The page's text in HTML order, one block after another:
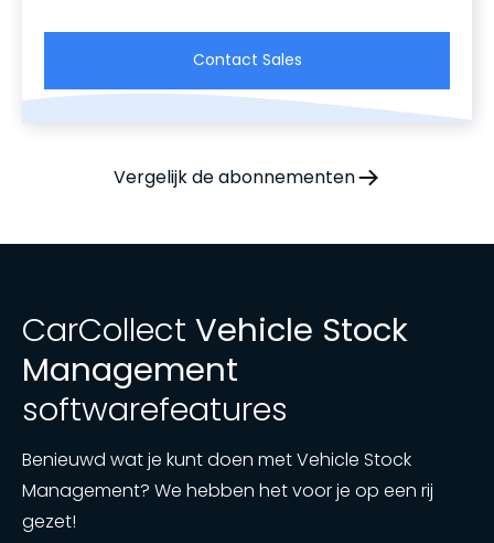
Contact Sales
Vergelijk de abonnementen
CarCollect Vehicle Stock
Management
softwarefeatures
Benieuwd wat je kunt doen met Vehicle Stock
Management? We hebben het voor je op een rij
gezet!